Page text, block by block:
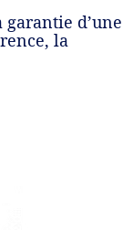
d’une
la